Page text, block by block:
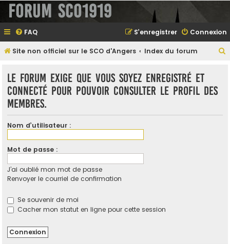
Forum SCO1919
FAQ Connexion
S’enregistrer
Site non officiel sur le SCO d'Angers Index du forum
Le forum exige que vous soyez enregistré et
connecté pour pouvoir consulter le profil des
membres.
Nom d’utilisateur :
Mot de passe :
J’ai oublié mon mot de passe
Renvoyer le courriel de confirmation
Se souvenir de moi
Cacher mon statut en ligne pour cette session